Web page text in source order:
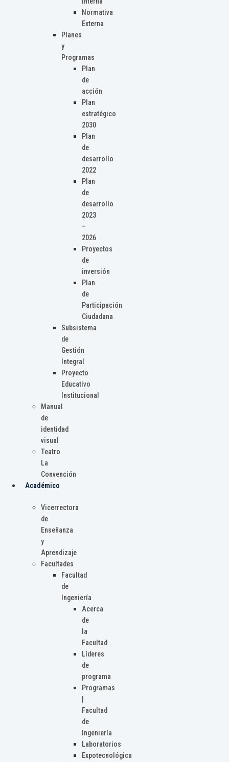
Normativa
Externa
Planes
y
Programas
Plan
de
acción
Plan
estratégico
2030
Plan
de
desarrollo
2022
Plan
de
desarrollo
2023
–
2026
Proyectos
de
inversión
Plan
de
Participación
Ciudadana
Subsistema
de
Gestión
Integral
Proyecto
Educativo
Institucional
Manual
de
identidad
visual
Teatro
La
Convención
Académico
Vicerrectora
de
Enseñanza
y
Aprendizaje
Facultades
Facultad
de
Ingeniería
Acerca
de
la
Facultad
Líderes
de
programa
Programas
Facultad
de
Ingeniería
Laboratorios
Expotecnológica